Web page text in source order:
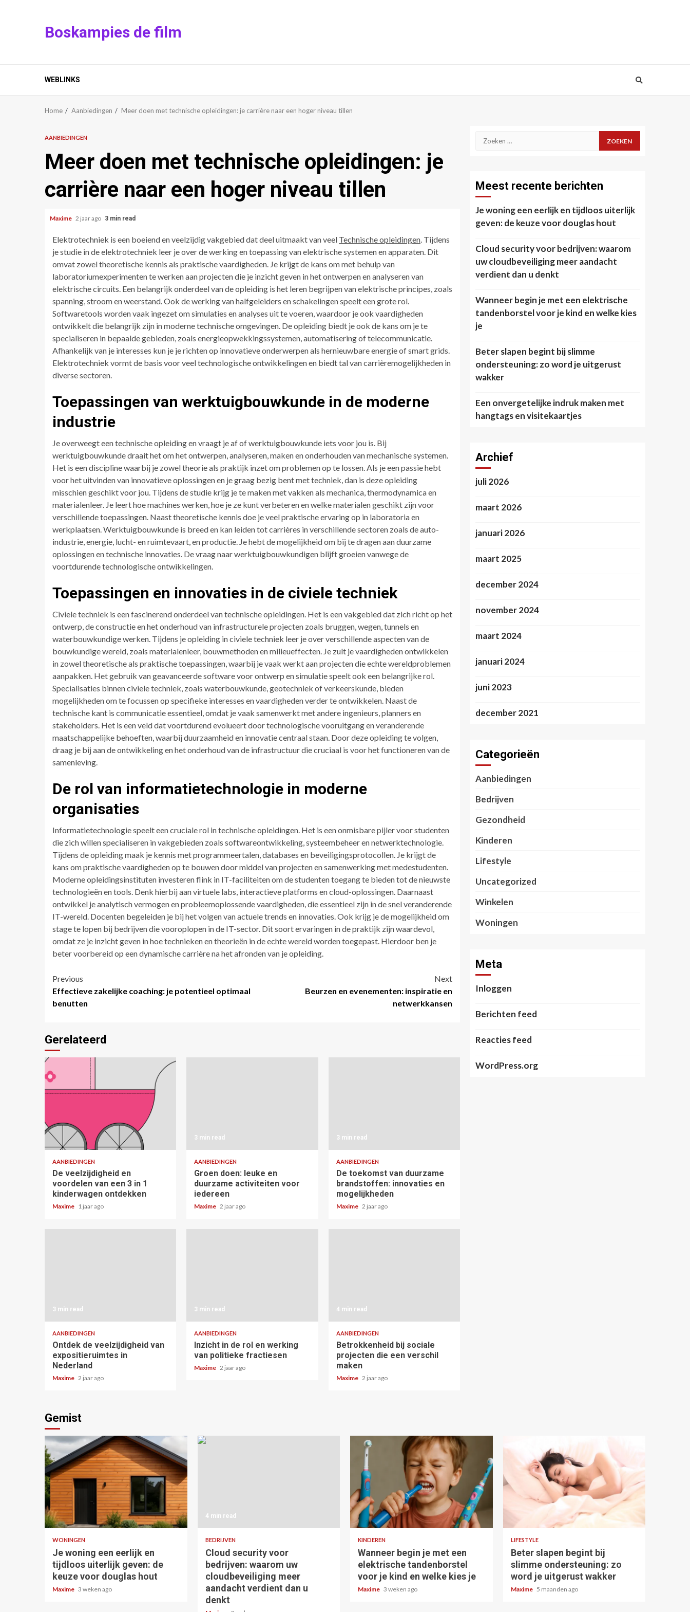
Boskampies de film
WEBLINKS
Home Aanbiedingen Meer doen met technische opleidingen: je carrière naar een hoger niveau tillen
AANBIEDINGEN
Meer doen met technische opleidingen: je
carrière naar een hoger niveau tillen
Maxime 2 jaar ago 3 min read
Elektrotechniek is een boeiend en veelzijdig vakgebied dat deel uitmaakt van veel Technische opleidingen. Tijdens
je studie in de elektrotechniek leer je over de werking en toepassing van elektrische systemen en apparaten. Dit
omvat zowel theoretische kennis als praktische vaardigheden. Je krijgt de kans om met behulp van
laboratoriumexperimenten te werken aan projecten die je inzicht geven in het ontwerpen en analyseren van
elektrische circuits. Een belangrijk onderdeel van de opleiding is het leren begrijpen van elektrische principes, zoals
spanning, stroom en weerstand. Ook de werking van halfgeleiders en schakelingen speelt een grote rol.
Softwaretools worden vaak ingezet om simulaties en analyses uit te voeren, waardoor je ook vaardigheden
ontwikkelt die belangrijk zijn in moderne technische omgevingen. De opleiding biedt je ook de kans om je te
specialiseren in bepaalde gebieden, zoals energieopwekkingssystemen, automatisering of telecommunicatie.
Afhankelijk van je interesses kun je je richten op innovatieve onderwerpen als hernieuwbare energie of smart grids.
Elektrotechniek vormt de basis voor veel technologische ontwikkelingen en biedt tal van carrièremogelijkheden in
diverse sectoren.
Toepassingen van werktuigbouwkunde in de moderne
industrie
Je overweegt een technische opleiding en vraagt je af of werktuigbouwkunde iets voor jou is. Bij
werktuigbouwkunde draait het om het ontwerpen, analyseren, maken en onderhouden van mechanische systemen.
Het is een discipline waarbij je zowel theorie als praktijk inzet om problemen op te lossen. Als je een passie hebt
voor het uitvinden van innovatieve oplossingen en je graag bezig bent met techniek, dan is deze opleiding
misschien geschikt voor jou. Tijdens de studie krijg je te maken met vakken als mechanica, thermodynamica en
materialenleer. Je leert hoe machines werken, hoe je ze kunt verbeteren en welke materialen geschikt zijn voor
verschillende toepassingen. Naast theoretische kennis doe je veel praktische ervaring op in laboratoria en
werkplaatsen. Werktuigbouwkunde is breed en kan leiden tot carrières in verschillende sectoren zoals de auto-
industrie, energie, lucht- en ruimtevaart, en productie. Je hebt de mogelijkheid om bij te dragen aan duurzame
oplossingen en technische innovaties. De vraag naar werktuigbouwkundigen blijft groeien vanwege de
voortdurende technologische ontwikkelingen.
Toepassingen en innovaties in de civiele techniek
Civiele techniek is een fascinerend onderdeel van technische opleidingen. Het is een vakgebied dat zich richt op het
ontwerp, de constructie en het onderhoud van infrastructurele projecten zoals bruggen, wegen, tunnels en
waterbouwkundige werken. Tijdens je opleiding in civiele techniek leer je over verschillende aspecten van de
bouwkundige wereld, zoals materialenleer, bouwmethoden en milieueffecten. Je zult je vaardigheden ontwikkelen
in zowel theoretische als praktische toepassingen, waarbij je vaak werkt aan projecten die echte wereldproblemen
aanpakken. Het gebruik van geavanceerde software voor ontwerp en simulatie speelt ook een belangrijke rol.
Specialisaties binnen civiele techniek, zoals waterbouwkunde, geotechniek of verkeerskunde, bieden
mogelijkheden om te focussen op specifieke interesses en vaardigheden verder te ontwikkelen. Naast de
technische kant is communicatie essentieel, omdat je vaak samenwerkt met andere ingenieurs, planners en
stakeholders. Het is een veld dat voortdurend evolueert door technologische vooruitgang en veranderende
maatschappelijke behoeften, waarbij duurzaamheid en innovatie centraal staan. Door deze opleiding te volgen,
draag je bij aan de ontwikkeling en het onderhoud van de infrastructuur die cruciaal is voor het functioneren van de
samenleving.
De rol van informatietechnologie in moderne
organisaties
Informatietechnologie speelt een cruciale rol in technische opleidingen. Het is een onmisbare pijler voor studenten
die zich willen specialiseren in vakgebieden zoals softwareontwikkeling, systeembeheer en netwerktechnologie.
Tijdens de opleiding maak je kennis met programmeertalen, databases en beveiligingsprotocollen. Je krijgt de
kans om praktische vaardigheden op te bouwen door middel van projecten en samenwerking met medestudenten.
Moderne opleidingsinstituten investeren flink in IT-faciliteiten om de studenten toegang te bieden tot de nieuwste
technologieën en tools. Denk hierbij aan virtuele labs, interactieve platforms en cloud-oplossingen. Daarnaast
ontwikkel je analytisch vermogen en probleemoplossende vaardigheden, die essentieel zijn in de snel veranderende
IT-wereld. Docenten begeleiden je bij het volgen van actuele trends en innovaties. Ook krijg je de mogelijkheid om
stage te lopen bij bedrijven die vooroplopen in de IT-sector. Dit soort ervaringen in de praktijk zijn waardevol,
omdat ze je inzicht geven in hoe technieken en theorieën in de echte wereld worden toegepast. Hierdoor ben je
beter voorbereid op een dynamische carrière na het afronden van je opleiding.
Post
navigation
Previous
Effectieve zakelijke coaching: je potentieel optimaal
benutten
Next
Beurzen en evenementen: inspiratie en
netwerkkansen
Gerelateerd
6 min read
AANBIEDINGEN
De veelzijdigheid en
voordelen van een 3 in 1
kinderwagen ontdekken
Maxime 1 jaar ago
3 min read
AANBIEDINGEN
Groen doen: leuke en
duurzame activiteiten voor
iedereen
Maxime 2 jaar ago
3 min read
AANBIEDINGEN
De toekomst van duurzame
brandstoffen: innovaties en
mogelijkheden
Maxime 2 jaar ago
3 min read
AANBIEDINGEN
Ontdek de veelzijdigheid van
expositieruimtes in
Nederland
Maxime 2 jaar ago
3 min read
AANBIEDINGEN
Inzicht in de rol en werking
van politieke fractiesen
Maxime 2 jaar ago
4 min read
AANBIEDINGEN
Betrokkenheid bij sociale
projecten die een verschil
maken
Maxime 2 jaar ago
Zoeken
Meest recente berichten
Je woning een eerlijk en tijdloos uiterlijk
geven: de keuze voor douglas hout
Cloud security voor bedrijven: waarom
uw cloudbeveiliging meer aandacht
verdient dan u denkt
Wanneer begin je met een elektrische
tandenborstel voor je kind en welke kies
je
Beter slapen begint bij slimme
ondersteuning: zo word je uitgerust
wakker
Een onvergetelijke indruk maken met
hangtags en visitekaartjes
Archief
juli 2026
maart 2026
januari 2026
maart 2025
december 2024
november 2024
maart 2024
januari 2024
juni 2023
december 2021
Categorieën
Aanbiedingen
Bedrijven
Gezondheid
Kinderen
Lifestyle
Uncategorized
Winkelen
Woningen
Meta
Inloggen
Berichten feed
Reacties feed
WordPress.org
Gemist
5 min read
WONINGEN
Je woning een eerlijk en
tijdloos uiterlijk geven: de
keuze voor douglas hout
Maxime 3 weken ago
4 min read
BEDRIJVEN
Cloud security voor
bedrijven: waarom uw
cloudbeveiliging meer
aandacht verdient dan u
denkt
4 min read
KINDEREN
Wanneer begin je met een
elektrische tandenborstel
voor je kind en welke kies je
Maxime 3 weken ago
LIFESTYLE
Beter slapen begint bij
slimme ondersteuning: zo
word je uitgerust wakker
Maxime 5 maanden ago